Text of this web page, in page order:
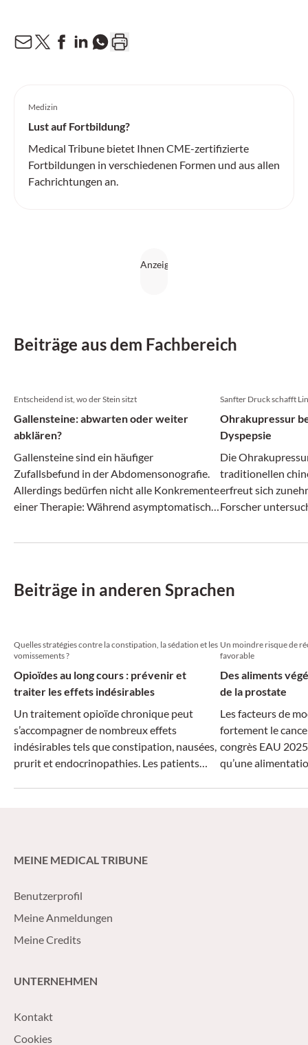
Medizin
Lust auf Fortbildung?
Medical Tribune bietet Ihnen CME-zertifizierte
Fortbildungen in verschiedenen Formen und aus allen
Fachrichtungen an.
Beiträge aus dem Fachbereich
Entscheidend ist, wo der Stein sitzt
Gallensteine: abwarten oder weiter
abklären?
Gallensteine sind ein häufiger
Zufallsbefund in der Abdomensonografie.
Allerdings bedürfen nicht alle Konkremente
einer Therapie: Während asymptomatische
Sanfter Druck schafft
Ohrakupressur
Dyspepsie
Die
traditionellen
erfreut sich
Forscher
Beiträge in anderen Sprachen
Quelles stratégies contre la constipation, la sédation et les
vomissements ?
Opioïdes au long cours : prévenir et
traiter les effets indésirables
Un traitement opioïde chronique peut
s’accompagner de nombreux effets
indésirables tels que constipation, nausées,
prurit et endocrinopathies. Les patients
Un moindre risque de
favorable
Des aliments
de la prostate
Les facteurs de
fortement le
congrès EAU
qu’une
MEINE MEDICAL TRIBUNE
Benutzerprofil
Meine Anmeldungen
Meine Credits
UNTERNEHMEN
Kontakt
Cookies